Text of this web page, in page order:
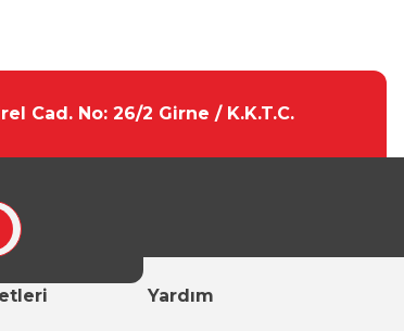
Cad. No: 26/2 Girne / K.K.T.C.
Yardım